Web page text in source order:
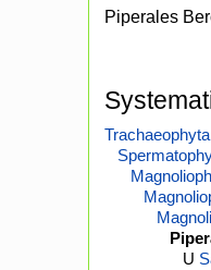
Piperales
Trachaeophyta
U